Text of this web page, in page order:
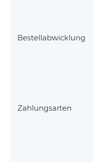
Bestellabwicklung
Zahlungsarten